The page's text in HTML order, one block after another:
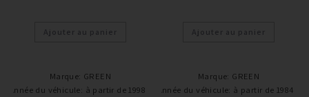
Ajouter au panier Ajouter au panier
Marque: GREEN
Année du véhicule: à partir de 1998 /
Marque: GREEN
Année du véhicule: à partir de 1984 /